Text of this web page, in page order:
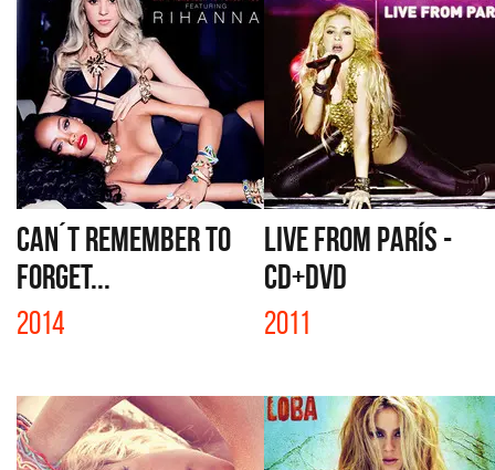
CAN´T REMEMBER TO
FORGET...
2014
LIVE FROM PARÍS -
CD+DVD
2011